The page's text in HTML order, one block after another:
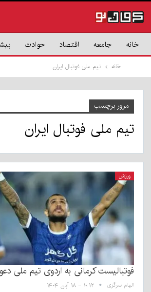
خانه جامعه اقتصاد حوادث
خانه تیم ملی فوتبال ایران
مرور برچسب
تیم ملی فوتبال ایران
ورزش
فوتبالیست کرمانی به اردوی تیم ملی
الهام سرگزی ۱۰:۱۲ - ۱۸ آبان ۱۴۰۴